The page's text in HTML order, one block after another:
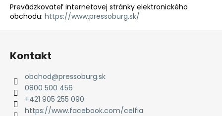
Prevádzkovateľ internetovej stránky elektronického
obchodu: https://www.pressoburg.sk/
Z
Kontakt
obchod@pressoburg.sk
0800 500 456
+421 905 255 090
https://www.facebook.com/celfia